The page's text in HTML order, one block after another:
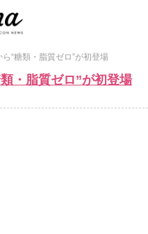
“糖類・脂質ゼロ”が初登場
・脂質ゼロ”が初登場